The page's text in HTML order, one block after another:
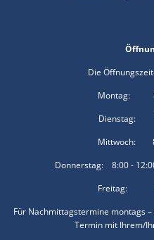
Die
Montag:
Dienstag:
Mittwoch:
Donnerstag: 8:00 -
Freitag:
Für Nachmittagstermine montags
Termin mit Ihrem/